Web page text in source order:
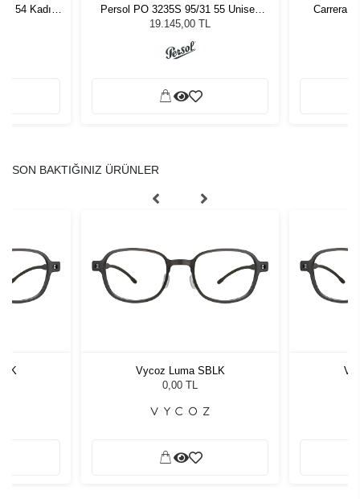
- 54 Kadın
Persol PO 3235S 95/31 55 Unisex
Güneş Gözlüğü
19.145,00 TL
Carrera
SON BAKTIĞINIZ ÜRÜNLER
Vycoz Luma SBLK
0,00 TL